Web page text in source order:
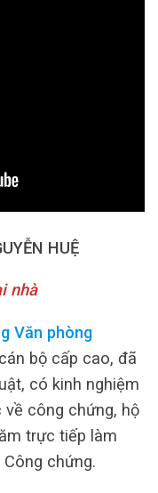
HUỆ
nhà
Văn phòng
bộ cấp cao, đã
có kinh nghiệm
công chứng, hộ
trực tiếp làm
chứng.